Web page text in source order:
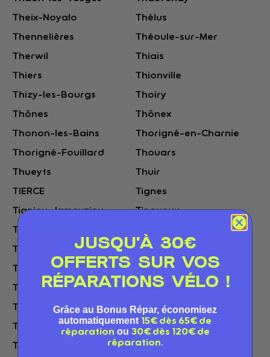
Theix-Noyalo
Thélus
Thennelières
Théoule-sur-Mer
Therwil
Thiais
Thiers
Thionville
Thizy-les-Bourgs
Thoiry
Thônes
Thônex
Thonon-les-Bains
Thorigné-en-Charnie
Thorigné-Fouillard
Thouars
Thueyts
Thuir
TIERCE
Tignes
Tignieu-Jameyzieu
Tinqueux
Tollevast
Tonneins
Torhout
Torvilliers
Tosse
Toul
TOULENNE
Toulon
Toulouse
Tourcoing
Tournai
Tournefeuille
Tournemire
JUSQU'À 30€
OFFERTS SUR VOS
RÉPARATIONS VÉLO !
Grâce au Bonus Répar, économisez
automatiquement 15€ dès 65€ de
réparation ou 30€ dès 120€ de
réparation.